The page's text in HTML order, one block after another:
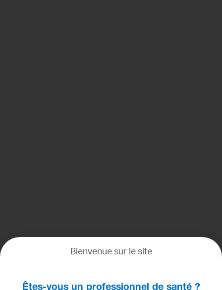
Bienvenue sur le site
Êtes-vous un professionnel de santé ?